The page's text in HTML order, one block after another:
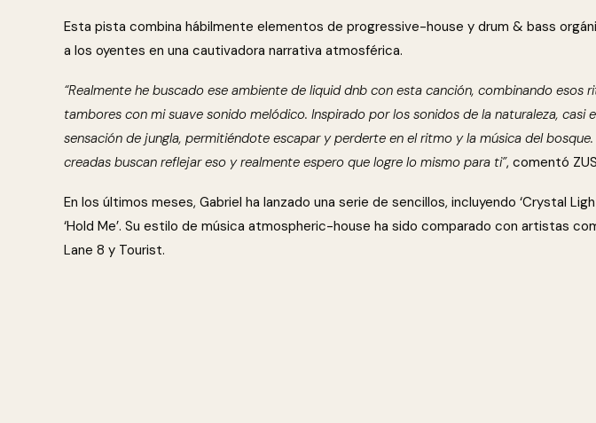
Esta pista combina hábilmente elementos de progressive-house y drum & bass
a los oyentes en una cautivadora narrativa atmosférica.
“Realmente he buscado ese ambiente de liquid dnb con esta canción, combinando esos
tambores con mi suave sonido melódico. Inspirado por los sonidos de la naturaleza, casi
sensación de jungla, permitiéndote escapar y perderte en el ritmo y la música del
creadas buscan reflejar eso y realmente espero que logre lo mismo para ti”, comentó
En los últimos meses, Gabriel ha lanzado una serie de sencillos, incluyendo ‘Crystal
‘Hold Me’. Su estilo de música atmospheric-house ha sido comparado con artistas
Lane 8 y Tourist.